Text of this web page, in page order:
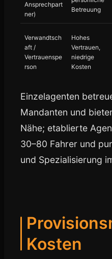
Ansprechpart
ner)
Betreuung
Verwandtsch
aft /
Vertrauenspe
rson
Hohes
Vertrauen,
niedrige
Kosten
Einzelagenten
Mandanten und
Nähe; etablierte
30–80 Fahrer und
und Spezialisierung
Kosten